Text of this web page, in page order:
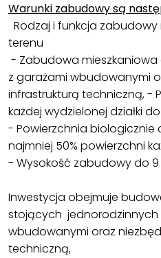
Warunki zabudowy są
Rodzaj i funkcja
terenu
- Zabudowa
z garażami wbudowanymi
infrastrukturą techniczną, -
każdej wydzielonej działki
- Powierzchnia biologicznie
najmniej 50% powierzchni
- Wysokość zabudowy do 9
Inwestycja obejmuje
stojących jednorodzinnych
wbudowanymi oraz
techniczną,